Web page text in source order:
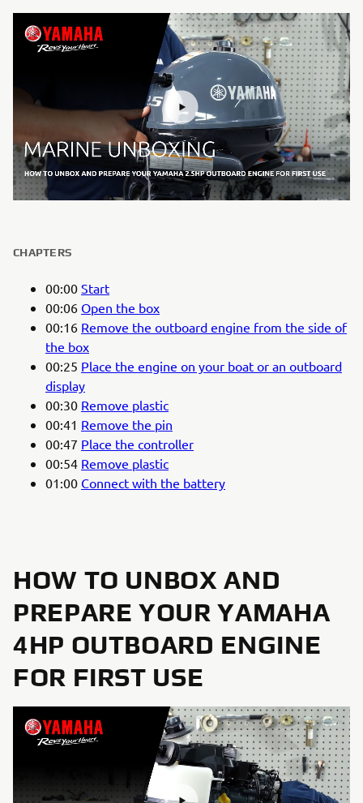
CHAPTERS
00:00 Start
00:06 Open the box
00:16 Remove the outboard engine from the side of
the box
00:25 Place the engine on your boat or an outboard
display
00:30 Remove plastic
00:41 Remove the pin
00:47 Place the controller
00:54 Remove plastic
01:00 Connect with the battery
HOW TO UNBOX AND
PREPARE YOUR YAMAHA
4HP OUTBOARD ENGINE
FOR FIRST USE